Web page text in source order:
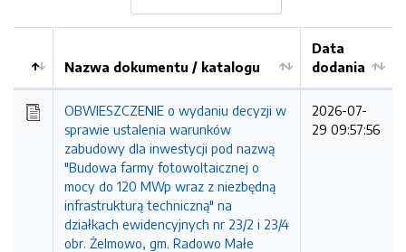
Kolejność
Nazwa dokumentu / katalogu
Data
dodania
OBWIESZCZENIE o wydaniu decyzji w
sprawie ustalenia warunków
zabudowy dla inwestycji pod nazwą
"Budowa farmy fotowoltaicznej o
mocy do 120 MWp wraz z niezbędną
infrastrukturą techniczną" na
działkach ewidencyjnych nr 23/2 i 23/4
obr. Żelmowo, gm. Radowo Małe
2026-07-
29 09:57:56